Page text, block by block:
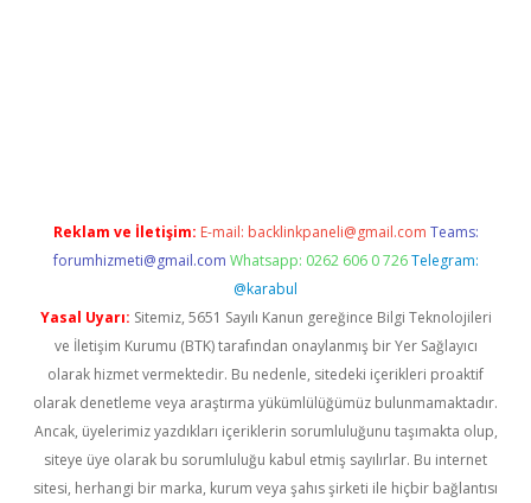
Reklam ve İletişim: E-mail: backlinkpaneli@gmail.com Teams:
forumhizmeti@gmail.com Whatsapp: 0262 606 0 726 Telegram:
@karabul
Yasal Uyarı: Sitemiz, 5651 Sayılı Kanun gereğince Bilgi Teknolojileri
ve İletişim Kurumu (BTK) tarafından onaylanmış bir Yer Sağlayıcı
olarak hizmet vermektedir. Bu nedenle, sitedeki içerikleri proaktif
olarak denetleme veya araştırma yükümlülüğümüz bulunmamaktadır.
Ancak, üyelerimiz yazdıkları içeriklerin sorumluluğunu taşımakta olup,
siteye üye olarak bu sorumluluğu kabul etmiş sayılırlar. Bu internet
sitesi, herhangi bir marka, kurum veya şahıs şirketi ile hiçbir bağlantısı